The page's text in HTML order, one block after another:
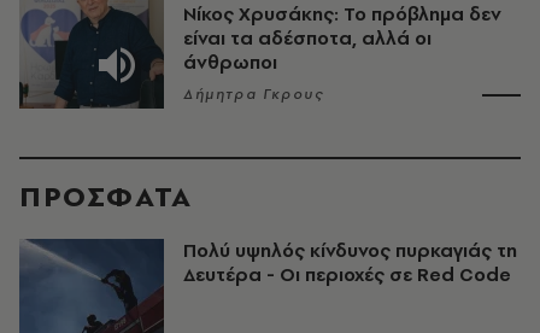
Νίκος Χρυσάκης: Το πρόβλημα δεν
είναι τα αδέσποτα, αλλά οι
άνθρωποι
Δήμητρα Γκρους
ΠΡΟΣΦΑΤΑ
Πολύ υψηλός κίνδυνος πυρκαγιάς τη
Δευτέρα - Οι περιοχές σε Red Code